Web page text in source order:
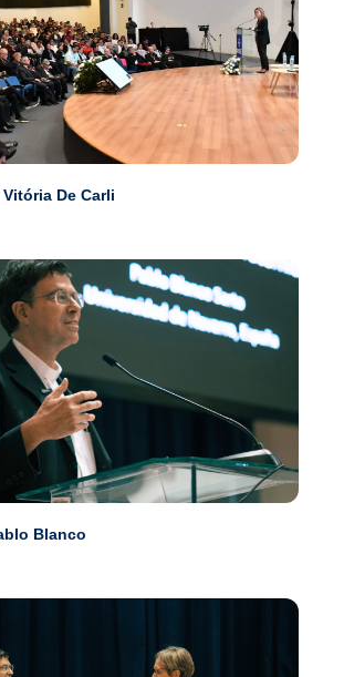
De Carli
Blanco